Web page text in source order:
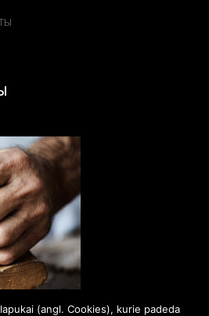
(angl. Cookies), kurie padeda